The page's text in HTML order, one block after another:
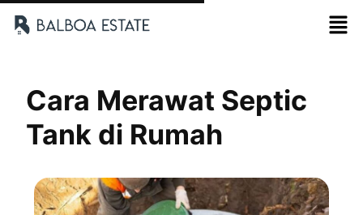
Cara Merawat Septic
Tank di Rumah